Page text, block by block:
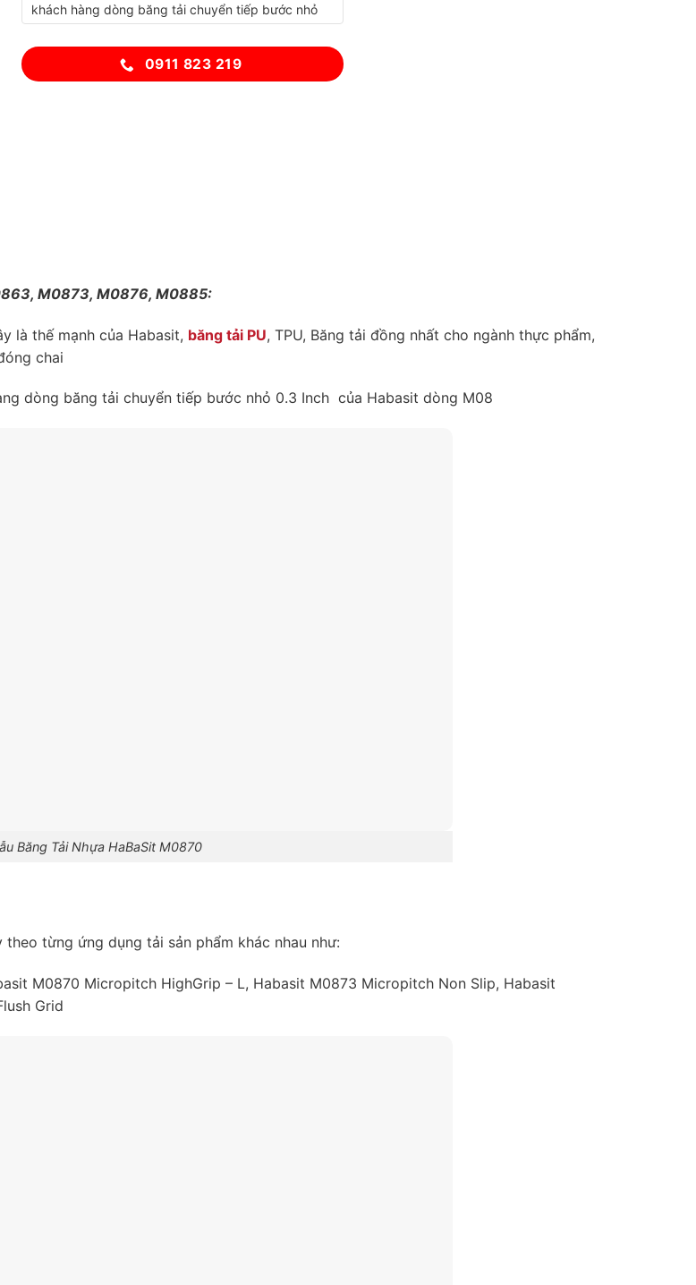
khách hàng dòng băng tải chuyển tiếp bước nhỏ
M0876, M0873…
Để được tư vấn về sản phẩm vui lòng liên hệ:
0911 823 219
M0873, M0876, M0885:
là thế mạnh của Habasit, băng tải PU, TPU, Băng tải đồng nhất cho ngành thực phẩm,
chai
dòng băng tải chuyển tiếp bước nhỏ 0.3 Inch của Habasit dòng M08
Băng Tải Nhựa HaBaSit M0870
từng ứng dụng tải sản phẩm khác nhau như:
M0870 Micropitch HighGrip – L, Habasit M0873 Micropitch Non Slip, Habasit
Grid